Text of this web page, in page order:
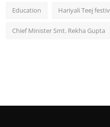
Education Hariyali Teej
Chief Minister Smt. Rekha Gupta